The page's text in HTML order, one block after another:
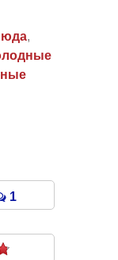
,
1